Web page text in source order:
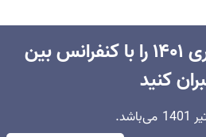
برای مصاحبه دکتری ۱۴۰۱ را با کنفرانس بین
می‌باشد.